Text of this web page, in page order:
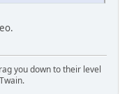
you down to their level